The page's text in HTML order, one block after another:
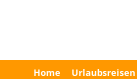
Home Urlaubsreisen